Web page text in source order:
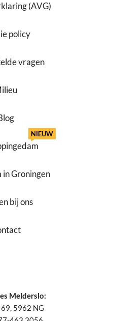
(AVG)
policy
vragen
NIEUW
in Groningen
bij ons
Melderslo:
5962 NG